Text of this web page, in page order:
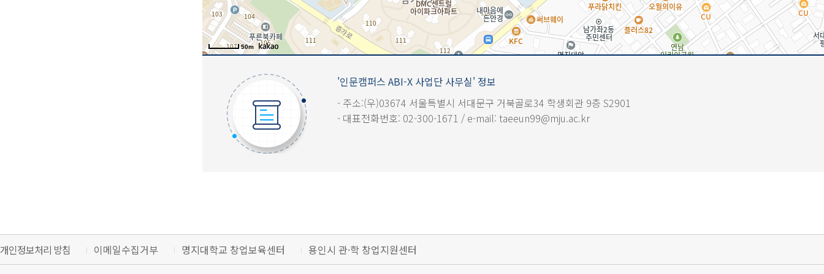
50m
'인문캠퍼스 ABI-X 사업단 사무실' 정보
- 주소:(우)03674 서울특별시 서대문구 거북골로34 학생회관 9층 S2901
- 대표전화번호: 02-300-1671 / e-mail: taeeun99@mju.ac.kr
개인정보처리 방침 이메일수집거부 명지대학교 창업보육센터 용인시 관·학 창업지원센터